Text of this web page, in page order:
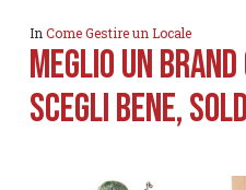
In Come Gestire un Locale
MEGLIO UN
SCEGLI BENE,